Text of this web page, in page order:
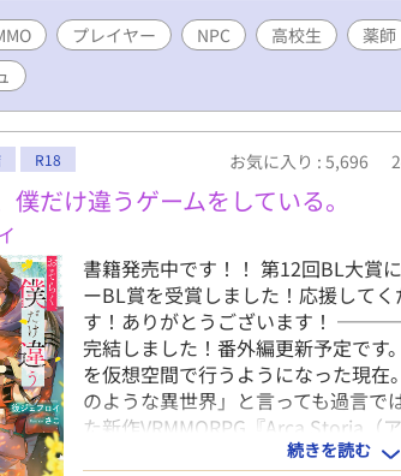
プレイヤー NPC 高校生 薬師
R18 お気に入り : 5,696
僕だけ違うゲームをしている。
書籍発売中です！！ 第12回BL大賞
ーBL賞を受賞しました！応援して
す！ありがとうございます
完結しました！番外編更新予定です
を仮想空間で行うようになった現在
のような異世界」と言っても過言で
た新作VRMMORPG『Arca Storia（
称アルストがリリースされた。 読
続きを読む